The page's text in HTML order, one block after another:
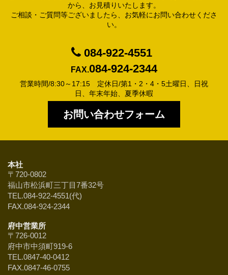
から、お見積りいたします。
ご相談・ご質問等ございましたら、お気軽にお問い合わせくださ
い。
084-922-4551
FAX.084-924-2344
営業時間/8:30～17:15 定休日/第1・2・4・5土曜日、日祝
日、年末年始、夏季休暇
お問い合わせフォーム
本社
〒720-0802
福山市松浜町三丁目7番32号
TEL.084-922-4551(代)
FAX.084-924-2344
府中営業所
〒726-0012
府中市中須町919-6
TEL.0847-40-0412
FAX.0847-46-0755